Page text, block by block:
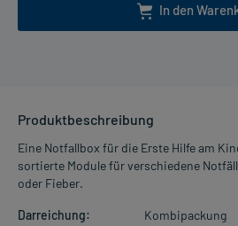
In den
Produktbeschreibung
Eine Notfallbox für die Erste Hilfe am
sortierte Module für verschiedene
oder Fieber.
Darreichung:
Kombipackung